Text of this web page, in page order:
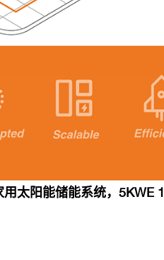
太阳能储能系统，5KWE